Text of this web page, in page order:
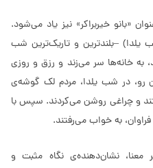
«بانو خیربراکر» نیز یاد می‌شود.
–بلندترین و تاریک‌ترین شب
به خانه‌ها سر می‌زند و رزق و روزی
رو، در شب یلدا، مردم لک گوشه‌ی
و چراغی روشن می‌کردند. سپس با
به خواب می‌رفتند.
نشان‌دهنده‌ی نگاه مثبت و